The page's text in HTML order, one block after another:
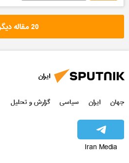
20 مقاله دیگر
ایران
جهان ایران سیاسی گزارش و تحلیل
Iran Media